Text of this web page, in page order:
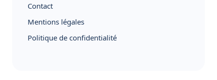
Contact
Mentions légales
Politique de confidentialité